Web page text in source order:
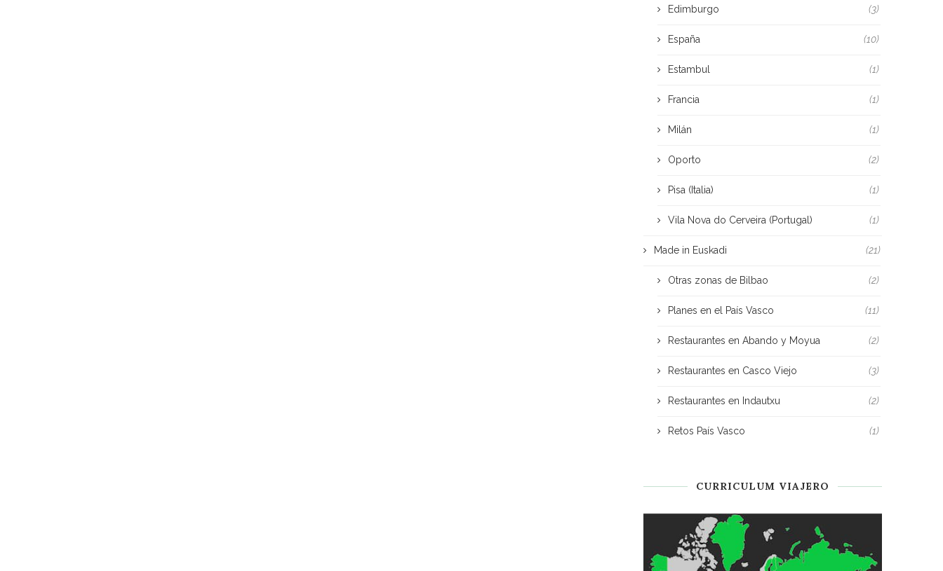
Edimburgo (3)
España (10)
Estambul (1)
Francia (1)
Milán (1)
Oporto (2)
Pisa (Italia) (1)
Vila Nova do Cerveira (Portugal) (1)
Made in Euskadi (21)
Otras zonas de Bilbao (2)
Planes en el País Vasco (11)
Restaurantes en Abando y Moyua (2)
Restaurantes en Casco Viejo (3)
Restaurantes en Indautxu (2)
Retos País Vasco (1)
CURRICULUM VIAJERO